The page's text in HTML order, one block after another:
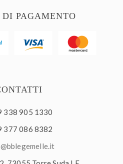
PAGAMENTO
338 905 1330
377 086 8382
ti.el
lemeg
elbb@